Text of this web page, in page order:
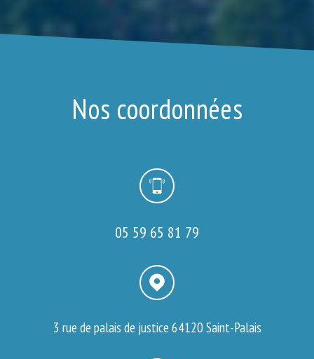
Nos coordonnées
05 59 65 81 79
3 rue de palais de justice 64120 Saint-Palais